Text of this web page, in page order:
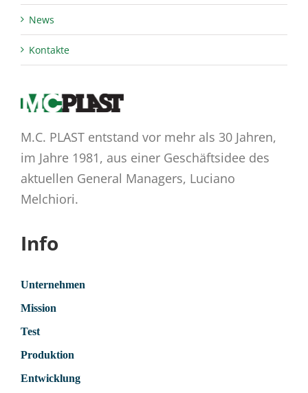
News
Kontakte
M.C. PLAST entstand vor mehr als 30 Jahren,
im Jahre 1981, aus einer Geschäftsidee des
aktuellen General Managers, Luciano
Melchiori.
Info
Unternehmen
Mission
Test
Produktion
Entwicklung